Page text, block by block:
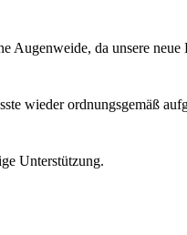
Augenweide, da unsere
wieder ordnungsgemäß
Unterstützung.